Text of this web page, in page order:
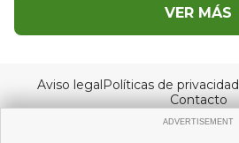
VER MÁS
Aviso legalPolíticas de privacidad
Contacto